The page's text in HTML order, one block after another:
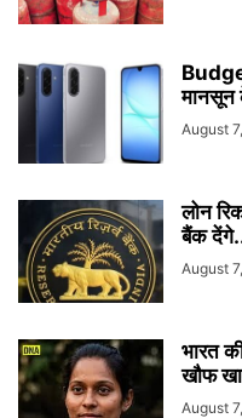
मानसून
August
लोन
बैंक
August
भारत
खौफ
August